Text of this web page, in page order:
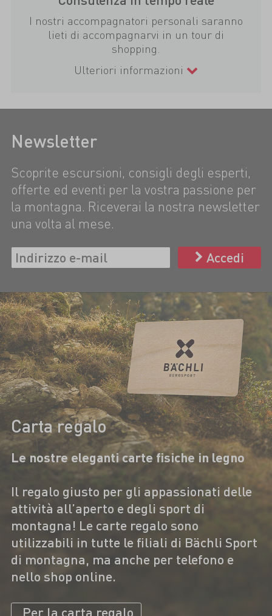
I nostri accompagnatori personali saranno
lieti di accompagnarvi in un tour di
shopping.
Ulteriori informazioni
Newsletter
Scoprite escursioni, consigli degli esperti,
offerte ed eventi per la vostra passione per
la montagna. Riceverai la nostra newsletter
una volta al mese.
Accedi
Carta regalo
Le nostre eleganti carte fisiche in legno
Il regalo giusto per gli appassionati delle
attività all’aperto e degli sport di
montagna! Le carte regalo sono
utilizzabili in tutte le filiali di Bächli Sport
di montagna, ma anche per telefono e
nello shop online.
Per la carta regalo